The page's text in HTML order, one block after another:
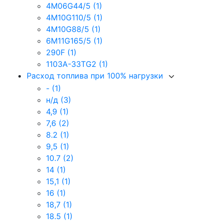
4M06G44/5 (1)
4M10G110/5 (1)
4M10G88/5 (1)
6M11G165/5 (1)
290F (1)
1103A-33TG2 (1)
Расход топлива при 100% нагрузки
- (1)
н/д (3)
4,9 (1)
7,6 (2)
8.2 (1)
9,5 (1)
10.7 (2)
14 (1)
15,1 (1)
16 (1)
18,7 (1)
18.5 (1)